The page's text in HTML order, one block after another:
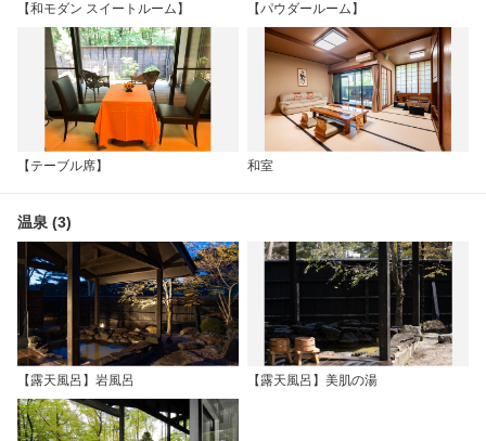
【和モダン スイートルーム】 【パウダールーム】
【テーブル席】 和室
温泉 (3)
【露天風呂】岩風呂 【露天風呂】美肌の湯